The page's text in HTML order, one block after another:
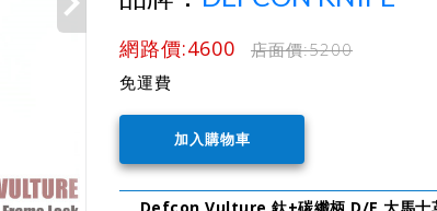
網路價:4600 店面價:5200
免運費